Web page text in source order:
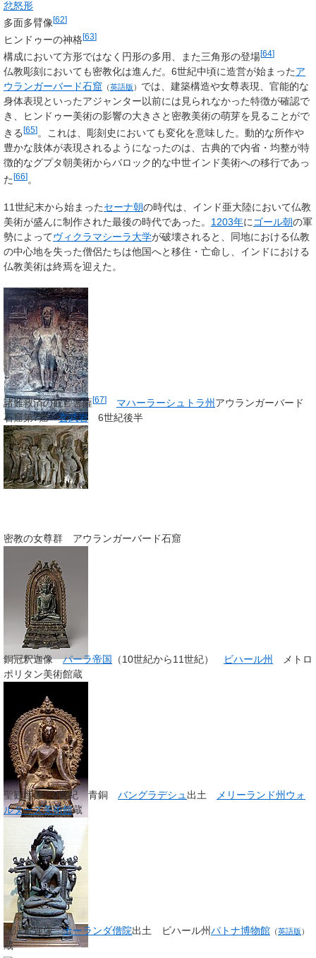
忿怒形
多面多臂像[62]
ヒンドゥーの神格[63]
構成において方形ではなく円形の多用、また三角形の登場[64]
仏教彫刻においても密教化は進んだ。6世紀中頃に造営が始まったア
ウランガーバード石窟 （英語版 ） では、建築構造や女尊表現、官能的な
身体表現といったアジャンター以前には見られなかった特徴が確認で
き、ヒンドゥー美術の影響の大きさと密教美術の萌芽を見ることがで
きる[65]。これは、彫刻史においても変化を意味した。動的な所作や
豊かな肢体が表現されるようになったのは、古典的で内省・均整が特
徴的なグプタ朝美術からバロック的な中世インド美術への移行であっ
た[66]。
11世紀末から始まったセーナ朝の時代は、インド亜大陸において仏教
美術が盛んに制作された最後の時代であった。 1203年にゴール朝の軍
勢によってヴィクラマシーラ大学が破壊されると、同地における仏教
の中心地を失った僧侶たちは他国へと移住・亡命し、インドにおける
仏教美術は終焉を迎えた。
諸難救済の観音菩薩[67] マハーラーシュトラ州 アウランガーバード
石窟第7窟玄武岩 6世紀後半
密教の女尊群 アウランガーバード石窟
銅冠釈迦像パーラ帝国 （10世紀から11世紀） ビハール州
メトロ
ポリタン美術館蔵
聖観音像 9世紀 青銅 バングラデシュ 出土 メリーランド州 ウォ
ルターズ美術館蔵
説法釈迦像ナーランダ僧院出土 ビハール州パトナ博物館 （英語版 ）
蔵